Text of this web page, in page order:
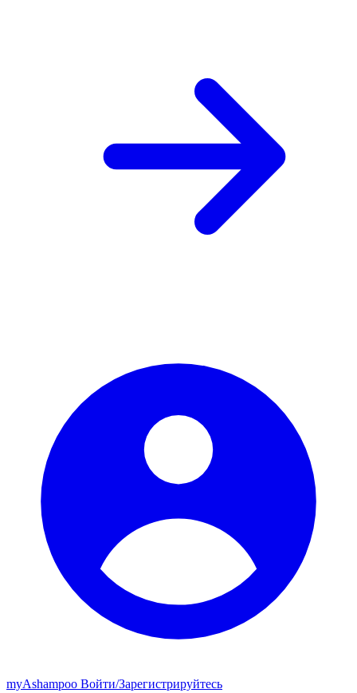
myAshampoo Войти/Зарегистрируйтесь